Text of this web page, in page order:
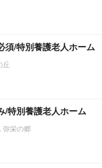
須/特別養護老人ホーム
丘
/特別養護老人ホーム
弥栄の郷